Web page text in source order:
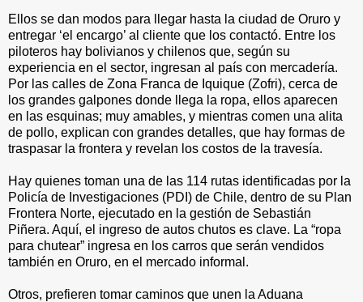
Ellos se dan modos para llegar hasta la ciudad de Oruro y
entregar ‘el encargo’ al cliente que los contactó. Entre los
piloteros hay bolivianos y chilenos que, según su
experiencia en el sector, ingresan al país con mercadería.
Por las calles de Zona Franca de Iquique (Zofri), cerca de
los grandes galpones donde llega la ropa, ellos aparecen
en las esquinas; muy amables, y mientras comen una alita
de pollo, explican con grandes detalles, que hay formas de
traspasar la frontera y revelan los costos de la travesía.
Hay quienes toman una de las 114 rutas identificadas por la
Policía de Investigaciones (PDI) de Chile, dentro de su Plan
Frontera Norte, ejecutado en la gestión de Sebastián
Piñera. Aquí, el ingreso de autos chutos es clave. La “ropa
para chutear” ingresa en los carros que serán vendidos
también en Oruro, en el mercado informal.
Otros, prefieren tomar caminos que unen la Aduana